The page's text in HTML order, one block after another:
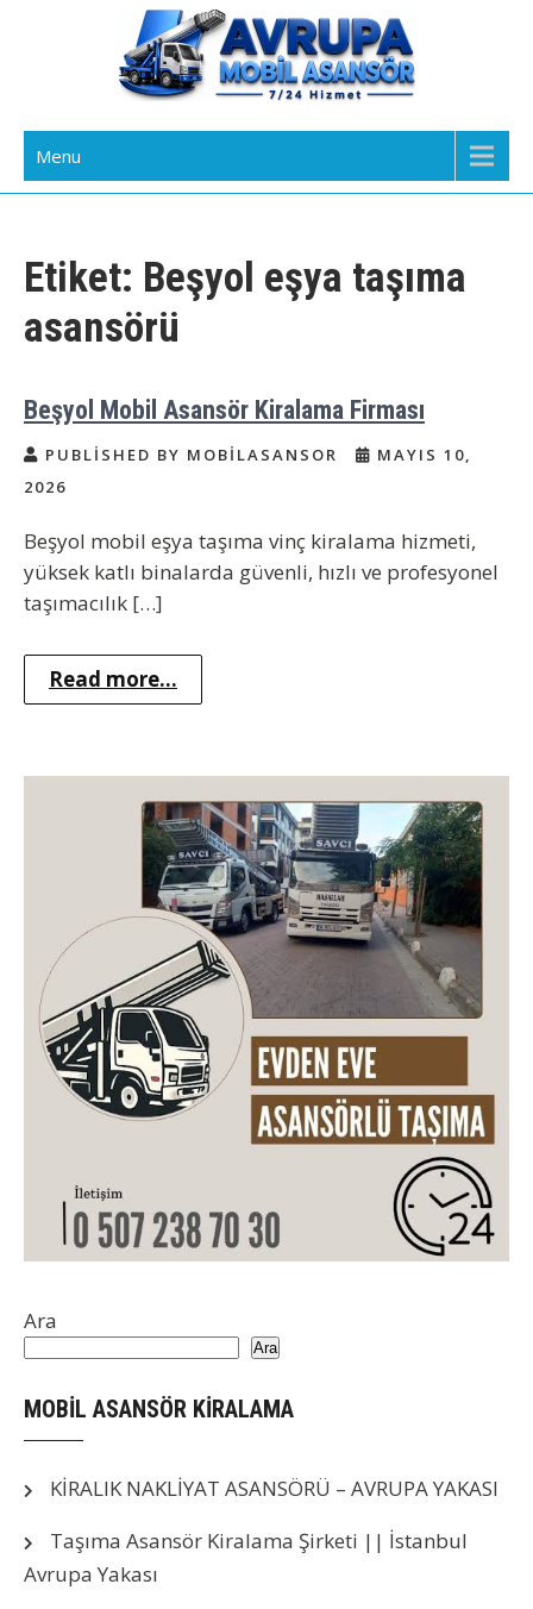
Avrupa Yakası Mobil Asansör
Kiralama
Menu
Etiket: Beşyol eşya taşıma
asansörü
Beşyol Mobil Asansör Kiralama Firması
PUBLISHED BY MOBILASANSOR
MAYIS 10,
2026
Beşyol mobil eşya taşıma vinç kiralama hizmeti,
yüksek katlı binalarda güvenli, hızlı ve profesyonel
taşımacılık […]
Read more...
Ara
Ara
MOBİL ASANSÖR KİRALAMA
KİRALIK NAKLİYAT ASANSÖRÜ – AVRUPA YAKASI
Taşıma Asansör Kiralama Şirketi || İstanbul
Avrupa Yakası